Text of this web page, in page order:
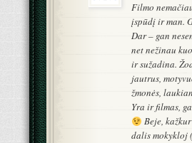
Filmo
įspūdį ir man.
Dar – gan
net nežinau
ir sužadina.
jautrus,
žmonės,
Yra ir filmas,
Beje,
dalis mokykloj